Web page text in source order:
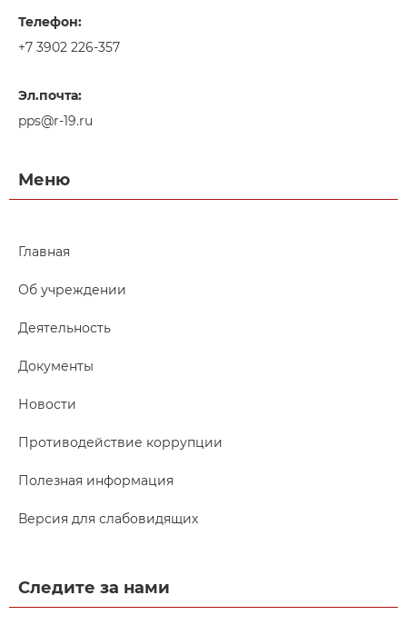
Телефон:
+7 3902 226-357
Эл.почта:
pps@r-19.ru
Меню
Главная
Об учреждении
Деятельность
Документы
Новости
Противодействие коррупции
Полезная информация
Версия для слабовидящих
Следите за нами